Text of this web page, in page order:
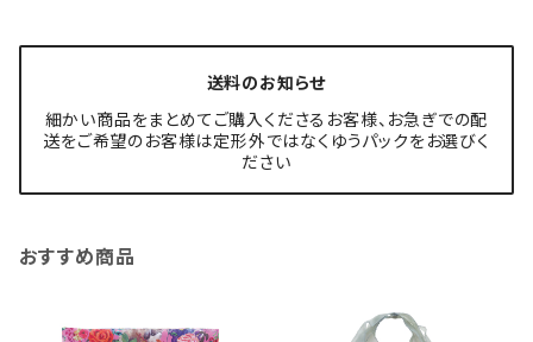
送料のお知らせ
細かい商品をまとめてご購入くださるお客様、お急ぎでの配
送をご希望のお客様は定形外ではなくゆうパックをお選びく
ださい
おすすめ商品